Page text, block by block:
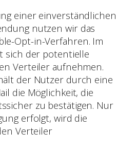
einer einverständlichen
nutzen wir das
Opt-in-Verfahren. Im
sich der potentielle
Verteiler aufnehmen.
der Nutzer durch eine
die Möglichkeit, die
zu bestätigen. Nur
erfolgt, wird die
Verteiler